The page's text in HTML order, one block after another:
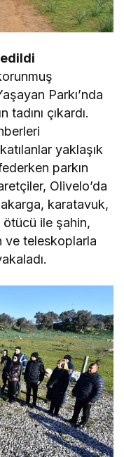
Parkı’nda
çıkardı.
yaklaşık
parkın
Olivelo’da
karatavuk,
ötücü ile şahin,
ve teleskoplarla